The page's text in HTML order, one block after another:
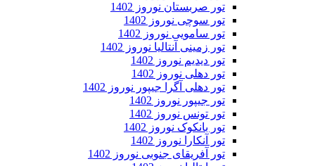
تور صربستان نوروز 1402
تور سوچی نوروز 1402
تور سامویی نوروز 1402
تور زمینی آنتالیا نوروز 1402
تور دیدیم نوروز 1402
تور دهلی نوروز 1402
تور دهلی آگرا جیپور نوروز 1402
تور جیپور نوروز 1402
تور تونس نوروز 1402
تور بانکوک نوروز 1402
تور آنکارا نوروز 1402
تور آفریقای جنوبی نوروز 1402